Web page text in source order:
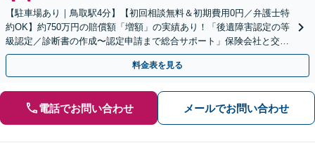
【駐車場あり｜鳥取駅4分】【初回相談無料＆初期費用0円／弁護士特
約OK】約750万円の賠償額「増額」の実績あり！「後遺障害認定の等
級認定／診断書の作成〜認定申請まで総合サポート」保険会社と交渉
し、最大限の賠償金獲得を目指します。
料金表を見る
電話でお問い合わせ メールでお問い合わせ